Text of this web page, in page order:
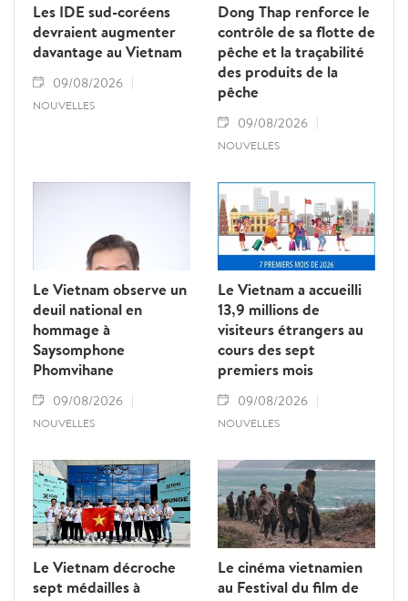
Les IDE sud-coréens
devraient augmenter
davantage au Vietnam
09/08/2026
NOUVELLES
Dong Thap renforce le
contrôle de sa flotte de
pêche et la traçabilité
des produits de la
pêche
09/08/2026
NOUVELLES
Le Vietnam observe un
deuil national en
hommage à
Saysomphone
Phomvihane
09/08/2026
NOUVELLES
Le Vietnam a accueilli
13,9 millions de
visiteurs étrangers au
cours des sept
premiers mois
09/08/2026
NOUVELLES
Le Vietnam décroche
sept médailles à
Le cinéma vietnamien
au Festival du film de